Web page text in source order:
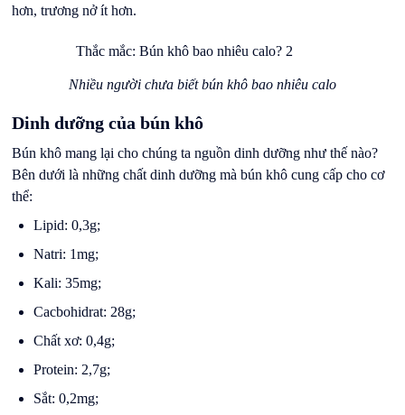
hơn, trương nở ít hơn.
Nhiều người chưa biết bún khô bao nhiêu calo
Dinh dưỡng của bún khô
Bún khô mang lại cho chúng ta nguồn dinh dưỡng như thế nào?
Bên dưới là những chất dinh dưỡng mà bún khô cung cấp cho cơ
thể:
Lipid: 0,3g;
Natri: 1mg;
Kali: 35mg;
Cacbohidrat: 28g;
Chất xơ: 0,4g;
Protein: 2,7g;
Sắt: 0,2mg;